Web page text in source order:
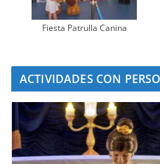
Fiesta Patrulla Canina
ACTIVIDADES CON